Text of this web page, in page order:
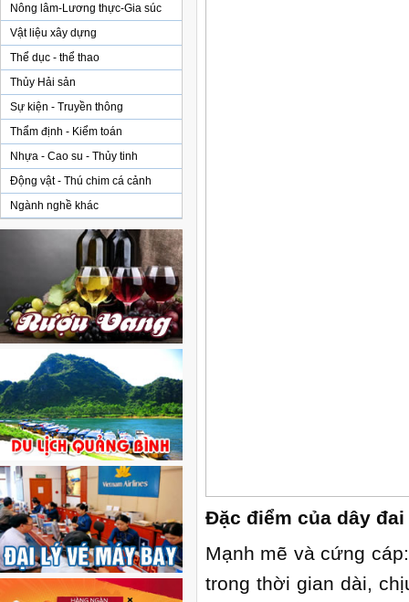
Nông lâm-Lương thực-Gia súc
Vật liệu xây dựng
Thể dục - thể thao
Thủy Hải sản
Sự kiện - Truyền thông
Thẩm định - Kiểm toán
Nhựa - Cao su - Thủy tinh
Động vật - Thú chim cá cảnh
Ngành nghề khác
Đặc điểm của dây
Mạnh mẽ và cứng
trong thời gian dài,